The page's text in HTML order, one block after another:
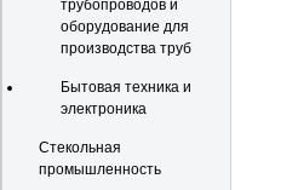
трубопроводов и
оборудование для
производства труб
Бытовая техника и
электроника
Стекольная
промышленность